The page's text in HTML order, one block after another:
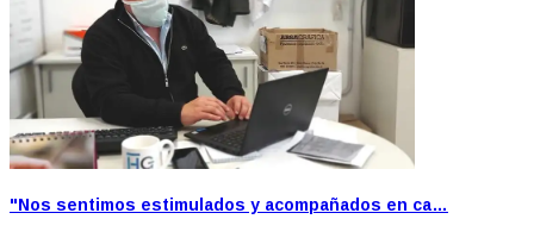
"Nos sentimos estimulados y acompañados en ca…